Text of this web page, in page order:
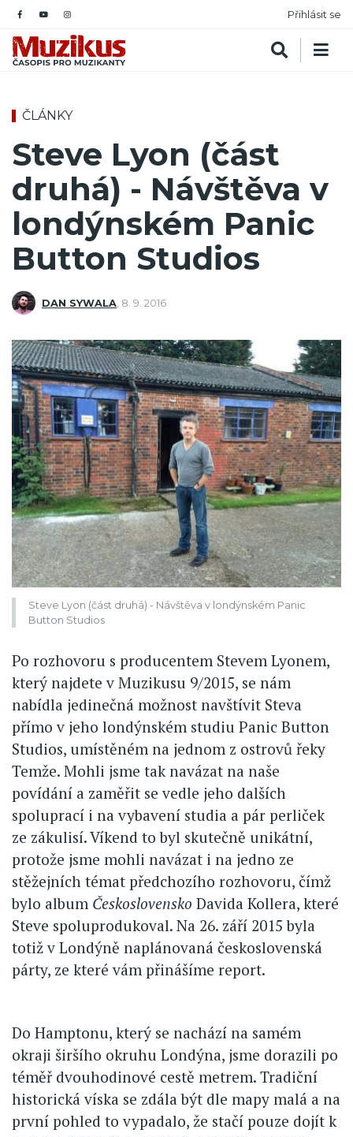
Přihlásit se
ČLÁNKY
Steve Lyon (část
druhá) - Návštěva v
londýnském Panic
Button Studios
DAN SYWALA 8. 9. 2016
Steve Lyon (část druhá) - Návštěva v londýnském Panic
Button Studios
Po rozhovoru s producentem Stevem Lyonem,
který najdete v Muzikusu 9/2015, se nám
nabídla jedinečná možnost navštívit Steva
přímo v jeho londýnském studiu Panic Button
Studios, umístěném na jednom z ostrovů řeky
Temže. Mohli jsme tak navázat na naše
povídání a zaměřit se vedle jeho dalších
spoluprací i na vybavení studia a pár perliček
ze zákulisí. Víkend to byl skutečně unikátní,
protože jsme mohli navázat i na jedno ze
stěžejních témat předchozího rozhovoru, čímž
bylo album Československo Davida Kollera, které
Steve spoluprodukoval. Na 26. září 2015 byla
totiž v Londýně naplánovaná československá
párty, ze které vám přinášíme report.
Do Hamptonu, který se nachází na samém
okraji širšího okruhu Londýna, jsme dorazili po
téměř dvouhodinové cestě metrem. Tradiční
historická víska se zdála být dle mapy malá a na
první pohled to vypadalo, že stačí pouze dojít k